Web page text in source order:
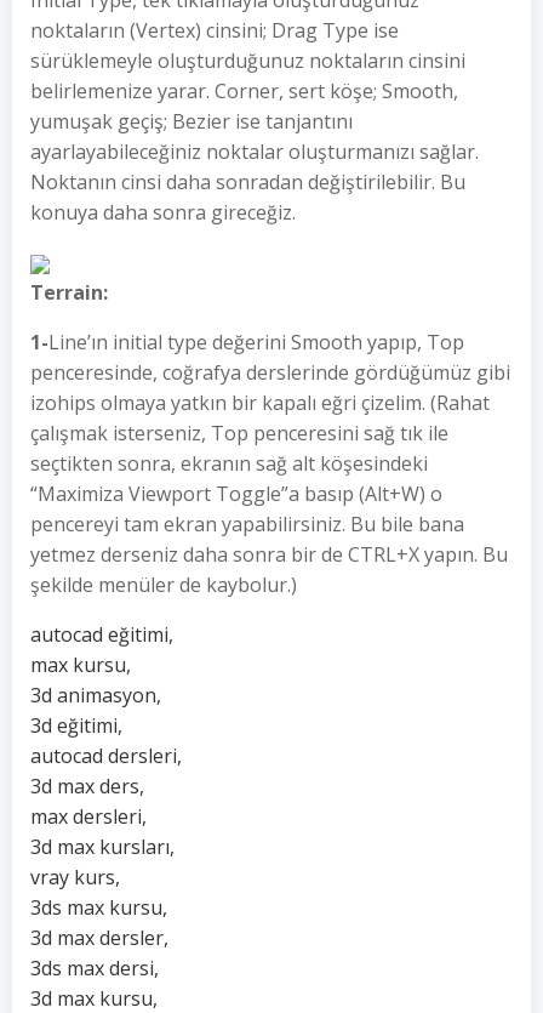
noktaların (Vertex) cinsini; Drag Type ise
sürüklemeyle oluşturduğunuz noktaların cinsini
belirlemenize yarar. Corner, sert köşe; Smooth,
yumuşak geçiş; Bezier ise tanjantını
ayarlayabileceğiniz noktalar oluşturmanızı sağlar.
Noktanın cinsi daha sonradan değiştirilebilir. Bu
konuya daha sonra gireceğiz.
Terrain:
1-Line’ın initial type değerini Smooth yapıp, Top
penceresinde, coğrafya derslerinde gördüğümüz gibi
izohips olmaya yatkın bir kapalı eğri çizelim. (Rahat
çalışmak isterseniz, Top penceresini sağ tık ile
seçtikten sonra, ekranın sağ alt köşesindeki
“Maximiza Viewport Toggle”a basıp (Alt+W) o
pencereyi tam ekran yapabilirsiniz. Bu bile bana
yetmez derseniz daha sonra bir de CTRL+X yapın. Bu
şekilde menüler de kaybolur.)
autocad eğitimi,
max kursu,
3d animasyon,
3d eğitimi,
autocad dersleri,
3d max ders,
max dersleri,
3d max kursları,
vray kurs,
3ds max kursu,
3d max dersler,
3ds max dersi,
3d max kursu,